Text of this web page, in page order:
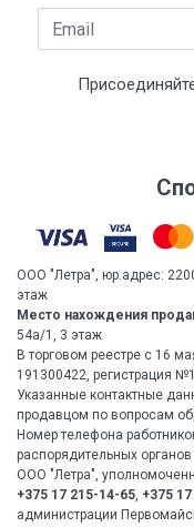
Email
ООО "Летра", юр.адрес:
этаж
Место нахождения
54а/1, 3 этаж
В торговом реестре с 16
191300422, регистрация
Указанные контактные
продавцом по вопросам
Номер телефона
распорядительных
ООО "Летра",
+375 17 215-14-65, +375
администрации